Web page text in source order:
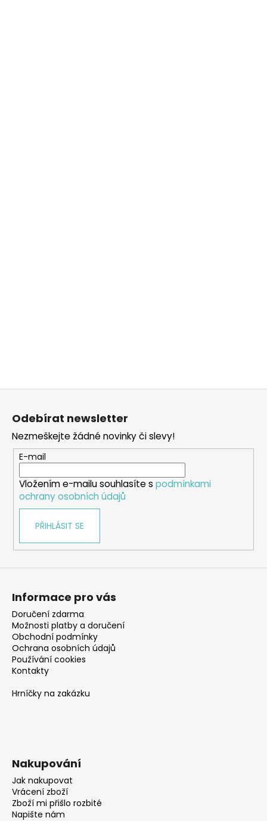
Z
Odebírat newsletter
Nezmeškejte žádné novinky či slevy!
E-mail
Vložením e-mailu souhlasíte s podmínkami
ochrany osobních údajů
PŘIHLÁSIT SE
Informace pro vás
Doručení zdarma
Možnosti platby a doručení
Obchodní podmínky
Ochrana osobních údajů
Používání cookies
Kontakty
Hrníčky na zakázku
Nakupování
Jak nakupovat
Vrácení zboží
Zboží mi přišlo rozbité
Napište nám